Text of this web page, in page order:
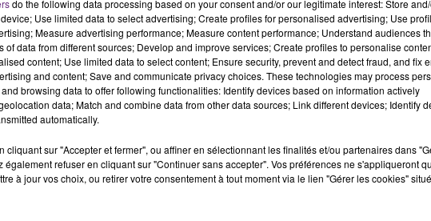
chaleureux témoignage adressé par le maire Boris
cette saison.
le compte de la 32
Pro A la saison prochaine.
à 20h00 à la salle René Tys de Reims dans le cadre
do the following data processing based on your consent and/or our legitimate interest: Store
Use limited data to select advertising; Create profiles for personalised advertising; Use
Measure advertising performance; Measure content performance; Understand audiences
of data from different sources; Develop and improve services; Create profiles to personalise
content; Use limited data to select content; Ensure security, prevent and detect fraud, and fix
and content; Save and communicate privacy choices. These technologies may process
browsing data to offer following functionalities: Identify devices based on information actively
data; Match and combine data from other data sources; Link different devices; Identify
automatically.
cliquant sur "Accepter et fermer", ou affiner en sélectionnant les finalités et/ou partenaires dans
également refuser en cliquant sur "Continuer sans accepter". Vos préférences ne s'appliqueront
à jour vos choix, ou retirer votre consentement à tout moment via le lien "Gérer les cookies"